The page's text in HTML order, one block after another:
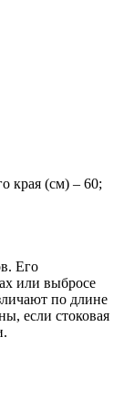
края (см) – 60;
Его
или выбросе
по длине
если стоковая